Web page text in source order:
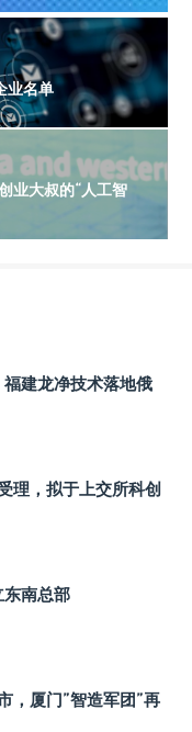
业名单
业大叔的“人工智
建龙净技术落地俄
理，拟于上交所科创
南总部
，厦门”智造军团”再